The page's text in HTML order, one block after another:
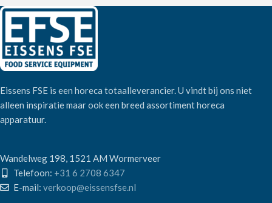
Eissens FSE is een horeca totaalleverancier. U vindt bij ons niet
alleen inspiratie maar ook een breed assortiment horeca
apparatuur.
Wandelweg 198, 1521 AM Wormerveer
Telefoon: +31 6 2708 6347
E-mail: verkoop@eissensfse.nl